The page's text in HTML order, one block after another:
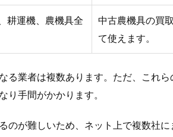
耕運機、農機具全
中古農機具の買
て使えます。
る業者は複数あります。ただ、これ
り手間がかかります。
が難しいため、ネット上で複数社